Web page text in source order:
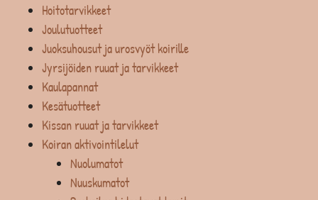
Hoitotarvikkeet
Joulutuotteet
Juoksuhousut ja urosvyöt koirille
Jyrsijöiden ruuat ja tarvikkeet
Kaulapannat
Kesätuotteet
Kissan ruuat ja tarvikkeet
Koiran aktivointilelut
Nuolumatot
Nuuskumatot